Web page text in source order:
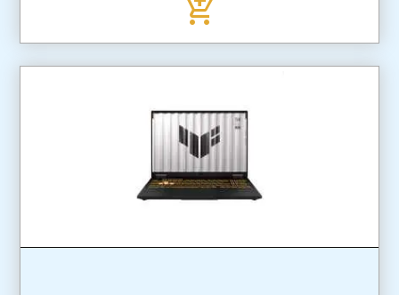
add_shopping_cart